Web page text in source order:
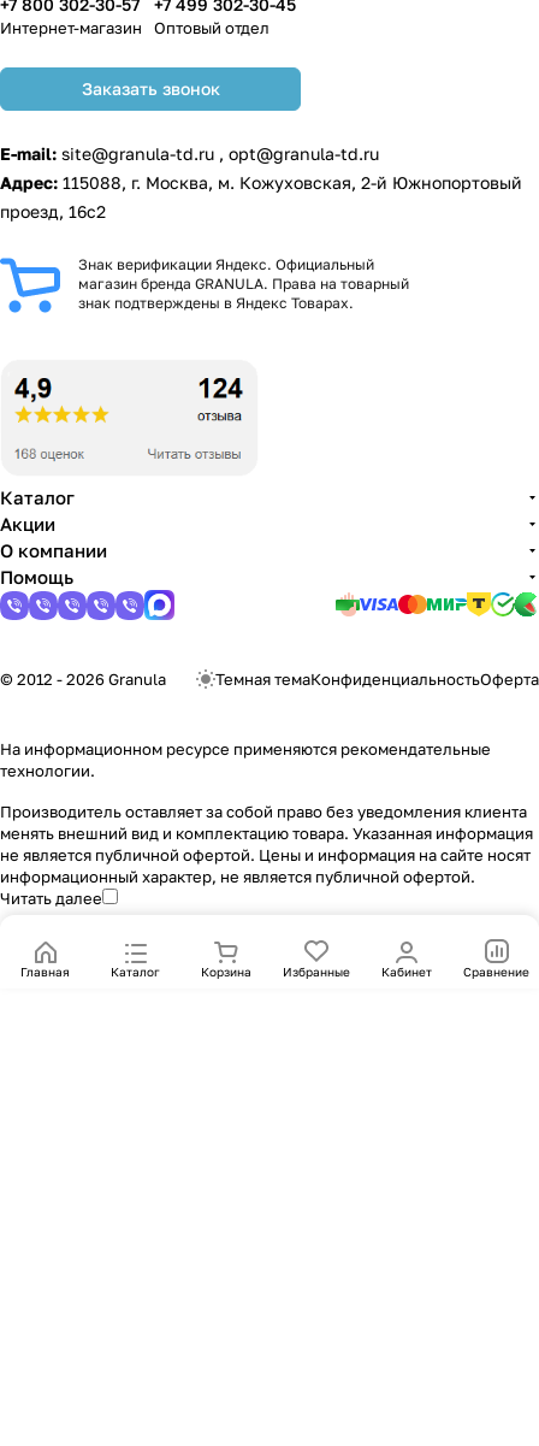
+7 800 302-30-57
Интернет-магазин
+7 499 302-30-45
Оптовый отдел
Заказать звонок
E-mail: site@granula-td.ru , opt@granula-td.ru
Адрес: 115088, г. Москва, м. Кожуховская, 2-й Южнопортовый
проезд, 16с2
Знак верификации Яндекс. Официальный
магазин бренда GRANULA. Права на товарный
знак подтверждены в Яндекс Товарах.
Каталог
Акции
О компании
Помощь
© 2012 - 2026 Granula Темная темаКонфиденциальностьОферта
На информационном ресурсе применяются рекомендательные
технологии.
Производитель оставляет за собой право без уведомления клиента
менять внешний вид и комплектацию товара. Указанная информация
не является публичной офертой. Цены и информация на сайте носят
информационный характер, не является публичной офертой.
Читать далее
Главная Каталог Корзина Избранные Кабинет Сравнение